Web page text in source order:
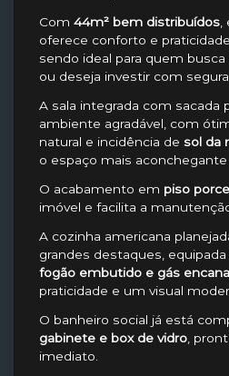
Com 44m² bem distribuídos
oferece conforto e praticidade
sendo ideal para quem
ou deseja investir com
A sala integrada com sacada
ambiente agradável, com
natural e incidência de sol da
o espaço mais
O acabamento em piso
imóvel e facilita a
A cozinha americana
grandes destaques,
fogão embutido e gás
praticidade e um visual
O banheiro social já está
gabinete e box de vidro ,
imediato.